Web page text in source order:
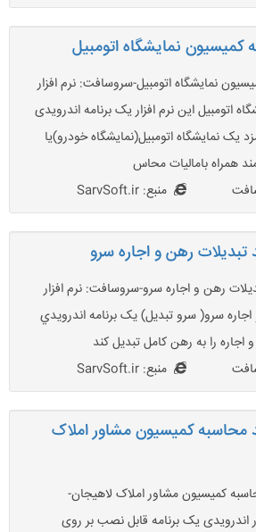
کمیسیون نمایشگاه اتومبیل
نمایشگاه اتومبیل-سروسافت: نرم افزار
اتومبیل این نرم افزار یک برنامه اندرویدی
یک نمایشگاه اتومبیل(نمایشگاه خودرو)یا
همراه بامالیات محاس
منبع: SarvSoft.ir
تبديلات رهن و اجاره سرو
رهن و اجاره سرو-سروسافت: نرم افزار
سرو( سرو تبديل) يک برنامه اندرويدي
را به رهن کامل تبديل کند
منبع: SarvSoft.ir
محاسبه کمیسیون مشاور املاک
کمیسیون مشاور املاک لاهیجان-
اندرویدی یک برنامه قابل نصب بر روی